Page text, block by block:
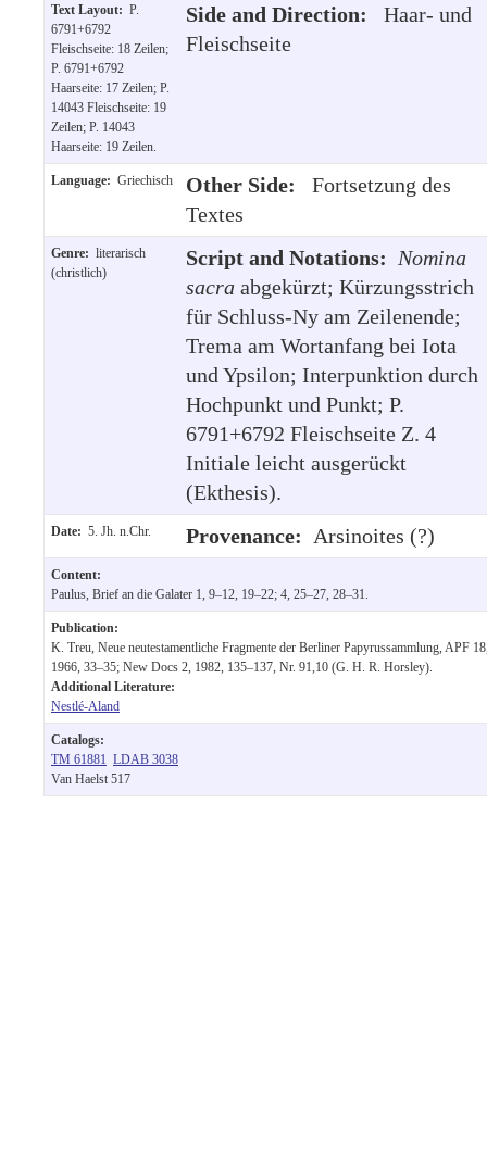
Text Layout: P.
6791+6792
Fleischseite: 18 Zeilen;
P. 6791+6792
Haarseite: 17 Zeilen; P.
14043 Fleischseite: 19
Zeilen; P. 14043
Haarseite: 19 Zeilen.
Side and Direction:
Haar- und
Fleischseite
Language: Griechisch Other Side:
Fortsetzung des
Textes
Genre: literarisch
(christlich)
Script and Notations: Nomina
sacra abgekürzt; Kürzungsstrich
für Schluss-Ny am Zeilenende;
Trema am Wortanfang bei Iota
und Ypsilon; Interpunktion durch
Hochpunkt und Punkt; P.
6791+6792 Fleischseite Z. 4
Initiale leicht ausgerückt
(Ekthesis).
Date: 5. Jh. n.Chr. Provenance: Arsinoites (?)
Content:
Paulus, Brief an die Galater 1, 9–12, 19–22; 4, 25–27, 28–31.
Publication:
K. Treu, Neue neutestamentliche Fragmente der Berliner Papyrussammlung, APF
1966, 33–35; New Docs 2, 1982, 135–137, Nr. 91,10 (G. H. R. Horsley).
Additional Literature:
Nestlé-Aland
Catalogs:
TM 61881 LDAB 3038
Van Haelst 517